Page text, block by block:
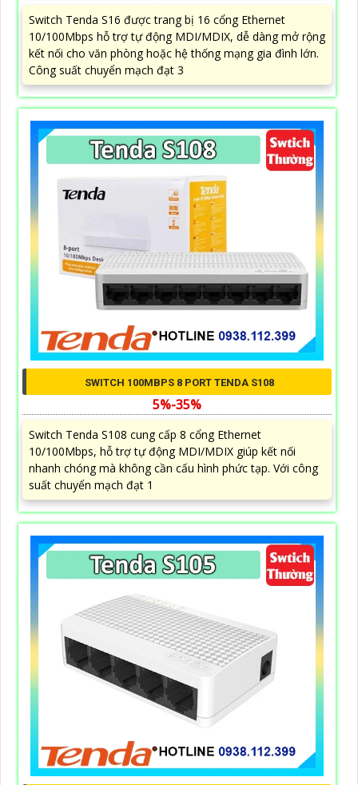
Switch Tenda S16 được trang bị 16 cổng Ethernet
10/100Mbps hỗ trợ tự động MDI/MDIX, dễ dàng mở rộng
kết nối cho văn phòng hoặc hệ thống mạng gia đình lớn.
Công suất chuyển mạch đạt 3
SWITCH 100MBPS 8 PORT TENDA S108
5%-35%
Switch Tenda S108 cung cấp 8 cổng Ethernet
10/100Mbps, hỗ trợ tự động MDI/MDIX giúp kết nối
nhanh chóng mà không cần cấu hình phức tạp. Với công
suất chuyển mạch đạt 1